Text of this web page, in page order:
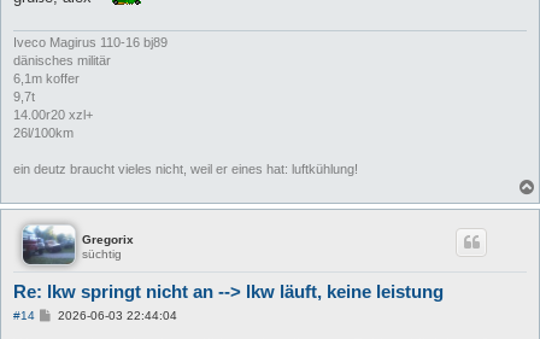
Iveco Magirus 110-16 bj89
dänisches militär
6,1m koffer
9,7t
14.00r20 xzl+
26l/100km
ein deutz braucht vieles nicht, weil er eines hat: luftkühlung!
Gregorix
süchtig
Re: lkw springt nicht an --> lkw läuft, keine leistung
#14
B2026-06-03 22:44:04